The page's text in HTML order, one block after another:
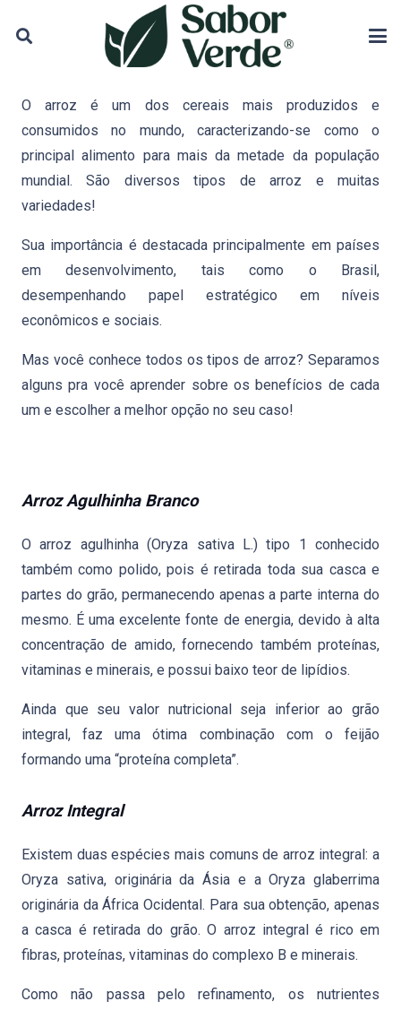
O arroz é um dos cereais mais produzidos e
consumidos no mundo, caracterizando-se como o
principal alimento para mais da metade da população
mundial. São diversos tipos de arroz e muitas
variedades!
Sua importância é destacada principalmente em países
em desenvolvimento, tais como o Brasil,
desempenhando papel estratégico em níveis
econômicos e sociais.
Mas você conhece todos os tipos de arroz? Separamos
alguns pra você aprender sobre os benefícios de cada
um e escolher a melhor opção no seu caso!
Arroz Agulhinha Branco
O arroz agulhinha (Oryza sativa L.) tipo 1 conhecido
também como polido, pois é retirada toda sua casca e
partes do grão, permanecendo apenas a parte interna do
mesmo. É uma excelente fonte de energia, devido à alta
concentração de amido, fornecendo também proteínas,
vitaminas e minerais, e possui baixo teor de lipídios.
Ainda que seu valor nutricional seja inferior ao grão
integral, faz uma ótima combinação com o feijão
formando uma “proteína completa”.
Arroz Integral
Existem duas espécies mais comuns de arroz integral: a
Oryza sativa, originária da Ásia e a Oryza glaberrima
originária da África Ocidental. Para sua obtenção, apenas
a casca é retirada do grão. O arroz integral é rico em
fibras, proteínas, vitaminas do complexo B e minerais.
Como não passa pelo refinamento, os nutrientes